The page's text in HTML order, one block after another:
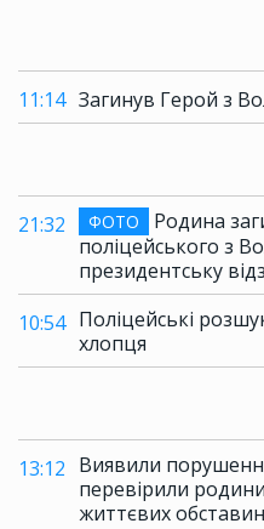
11:14 Загинув Герой з
21:32 ФОТО
Родина
поліцейського з
президентську
10:54 Поліцейські
хлопця
13:12 Виявили
перевірили
життєвих